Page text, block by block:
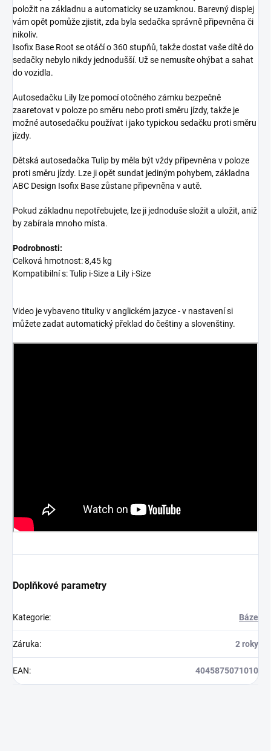
položit na základnu a automaticky se uzamknou. Barevný displej
vám opět pomůže zjistit, zda byla sedačka správně připevněna či
nikoliv.
Isofix Base Root se otáčí o 360 stupňů, takže dostat vaše dítě do
sedačky nebylo nikdy jednodušší. Už se nemusíte ohýbat a sahat
do vozidla.
Autosedačku Lily lze pomocí otočného zámku bezpečně
zaaretovat v poloze po směru nebo proti směru jízdy, takže je
možné autosedačku používat i jako typickou sedačku proti směru
jízdy.
Dětská autosedačka Tulip by měla být vždy připevněna v poloze
proti směru jízdy. Lze ji opět sundat jediným pohybem, základna
ABC Design Isofix Base zůstane připevněna v autě.
Pokud základnu nepotřebujete, lze ji jednoduše složit a uložit, aniž
by zabírala mnoho místa.
Podrobnosti:
Celková hmotnost: 8,45 kg
Kompatibilní s: Tulip i-Size a Lily i-Size
Video je vybaveno titulky v anglickém jazyce - v nastavení si
můžete zadat automatický překlad do češtiny a slovenštiny.
Doplňkové parametry
Kategorie: Báze
Záruka: 2 roky
EAN: 4045875071010